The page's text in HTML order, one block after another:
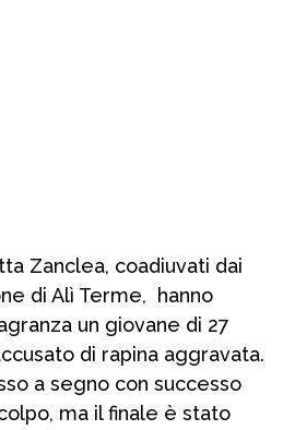
Zanclea, coadiuvati dai
di Alì Terme, hanno
un giovane di 27
di rapina aggravata.
a segno con successo
ma il finale è stato